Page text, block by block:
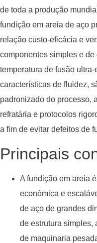
de toda a produção
fundição em areia de aço
relação custo-eficácia e
componentes simples e
temperatura de fusão
características de fluidez,
padronizado do processo,
refratária e protocolos
a fim de evitar defeitos de
Principais
A fundição em areia
económica e
de aço de grandes
de estrutura simples,
de maquinaria